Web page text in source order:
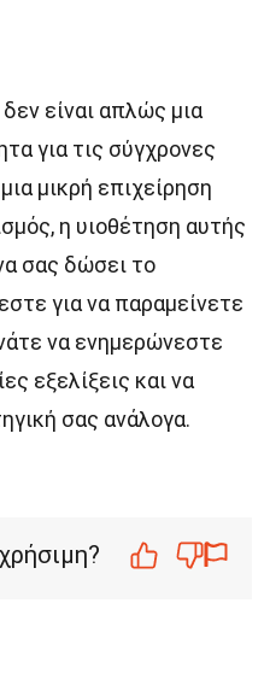
δεν είναι απλώς μια
για τις σύγχρονες
μικρή επιχείρηση
η υιοθέτηση αυτής
σας δώσει το
για να παραμείνετε
να ενημερώνεστε
εξελίξεις και να
σας ανάλογα.